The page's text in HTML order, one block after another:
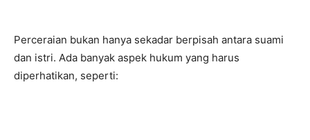
Perceraian bukan hanya sekadar berpisah antara suami
dan istri. Ada banyak aspek hukum yang harus
diperhatikan, seperti: